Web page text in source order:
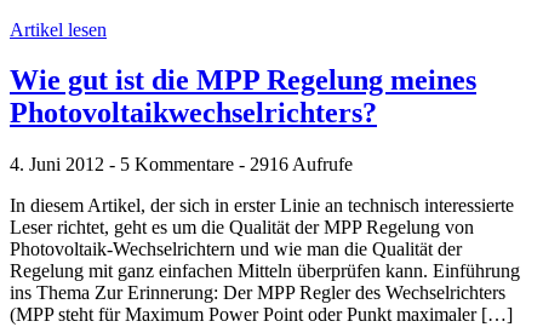
Artikel lesen
Wie gut ist die MPP Regelung meines
Photovoltaikwechselrichters?
4. Juni 2012 - 5 Kommentare - 2916 Aufrufe
In diesem Artikel, der sich in erster Linie an technisch interessierte
Leser richtet, geht es um die Qualität der MPP Regelung von
Photovoltaik-Wechselrichtern und wie man die Qualität der
Regelung mit ganz einfachen Mitteln überprüfen kann. Einführung
ins Thema Zur Erinnerung: Der MPP Regler des Wechselrichters
(MPP steht für Maximum Power Point oder Punkt maximaler […]